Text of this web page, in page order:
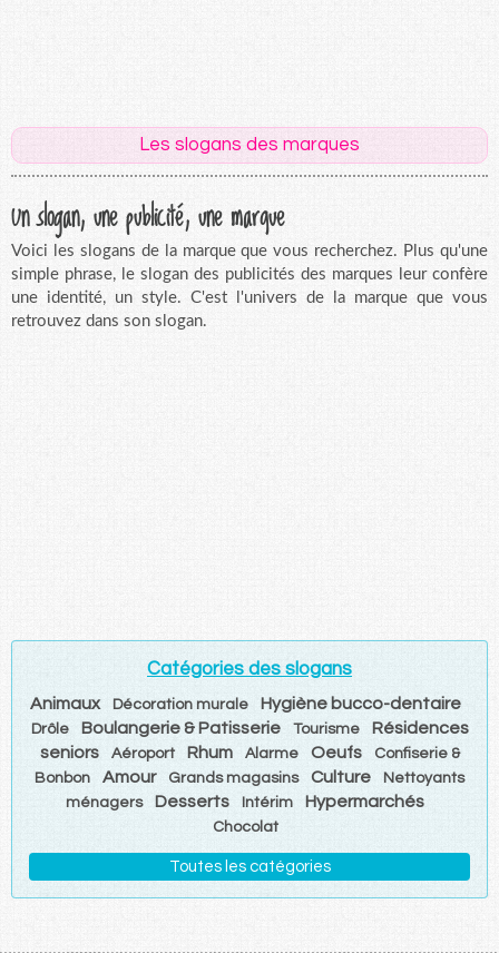
Les slogans des marques
Un slogan, une publicité, une marque
Voici les slogans de la marque que vous recherchez. Plus qu'une
simple phrase, le slogan des publicités des marques leur confère
une identité, un style. C'est l'univers de la marque que vous
retrouvez dans son slogan.
Catégories des slogans
Animaux Décoration murale Hygiène bucco-dentaire
Drôle Boulangerie & Patisserie Tourisme
Résidences
seniors
Aéroport Rhum Alarme Oeufs
Confiserie &
Bonbon
Amour Grands magasins Culture
Nettoyants
ménagers
Desserts Intérim Hypermarchés
Chocolat
Toutes les catégories